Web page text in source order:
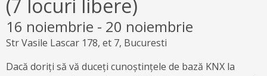
(7 locuri libere)
16 noiembrie - 20 noiembrie
Str Vasile Lascar 178, et 7, Bucuresti
Dacă doriți să vă duceți cunoștințele de bază KNX la